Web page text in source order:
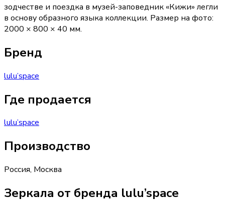
зодчестве и поездка в музей-заповедник «Кижи» легли
в основу образного языка коллекции. Размер на фото:
2000 × 800 × 40 мм.
Бренд
lulu’space
Где продается
lulu’space
Производство
Россия, Москва
Зеркала от бренда lulu’space